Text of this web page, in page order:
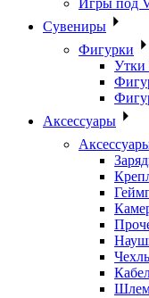
Игры под
Сувениры
Фигурки
Утки
Аксессуары
Шлем